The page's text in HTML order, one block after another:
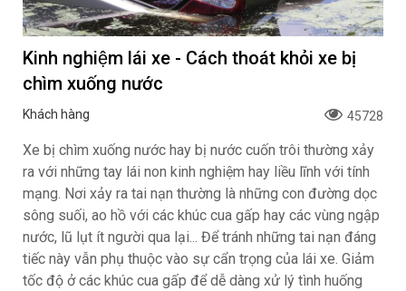
Kinh nghiệm lái xe - Cách thoát khỏi xe bị
chìm xuống nước
Khách hàng 45728
Xe bị chìm xuống nước hay bị nước cuốn trôi thường xảy
ra với những tay lái non kinh nghiệm hay liều lĩnh với tính
mạng. Nơi xảy ra tai nạn thường là những con đường dọc
sông suối, ao hồ với các khúc cua gấp hay các vùng ngập
nước, lũ lụt ít người qua lại... Để tránh những tai nạn đáng
tiếc này vẫn phụ thuộc vào sự cẩn trọng của lái xe. Giảm
tốc độ ở các khúc cua gấp để dễ dàng xử lý tình huống